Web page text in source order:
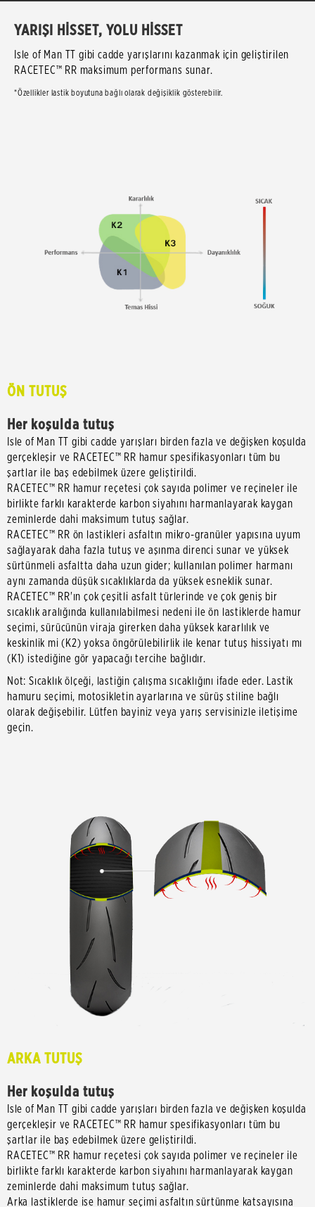
YARIŞI HİSSET, YOLU HİSSET
Isle of Man TT gibi cadde yarışlarını kazanmak için geliştirilen
RACETEC™ RR maksimum performans sunar.
*Özellikler lastik boyutuna bağlı olarak değişiklik gösterebilir.
ÖN TUTUŞ
Her koşulda tutuş
Isle of Man TT gibi cadde yarışları birden fazla ve değişken koşulda
gerçekleşir ve RACETEC™ RR hamur spesifikasyonları tüm bu
şartlar ile baş edebilmek üzere geliştirildi.
RACETEC™ RR hamur reçetesi çok sayıda polimer ve reçineler ile
birlikte farklı karakterde karbon siyahını harmanlayarak kaygan
zeminlerde dahi maksimum tutuş sağlar.
RACETEC™ RR ön lastikleri asfaltın mikro-granüler yapısına uyum
sağlayarak daha fazla tutuş ve aşınma direnci sunar ve yüksek
sürtünmeli asfaltta daha uzun gider; kullanılan polimer harmanı
aynı zamanda düşük sıcaklıklarda da yüksek esneklik sunar.
RACETEC™ RR'ın çok çeşitli asfalt türlerinde ve çok geniş bir
sıcaklık aralığında kullanılabilmesi nedeni ile ön lastiklerde hamur
seçimi, sürücünün viraja girerken daha yüksek kararlılık ve
keskinlik mi (K2) yoksa öngörülebilirlik ile kenar tutuş hissiyatı mı
(K1) istediğine gör yapacağı tercihe bağlıdır.
Not: Sıcaklık ölçeği, lastiğin çalışma sıcaklığını ifade eder. Lastik
hamuru seçimi, motosikletin ayarlarına ve sürüş stiline bağlı
olarak değişebilir. Lütfen bayiniz veya yarış servisinizle iletişime
geçin.
ARKA TUTUŞ
Her koşulda tutuş
Isle of Man TT gibi cadde yarışları birden fazla ve değişken koşulda
gerçekleşir ve RACETEC™ RR hamur spesifikasyonları tüm bu
şartlar ile baş edebilmek üzere geliştirildi.
RACETEC™ RR hamur reçetesi çok sayıda polimer ve reçineler ile
birlikte farklı karakterde karbon siyahını harmanlayarak kaygan
zeminlerde dahi maksimum tutuş sağlar.
Arka lastiklerde ise hamur seçimi asfaltın sürtünme katsayısına